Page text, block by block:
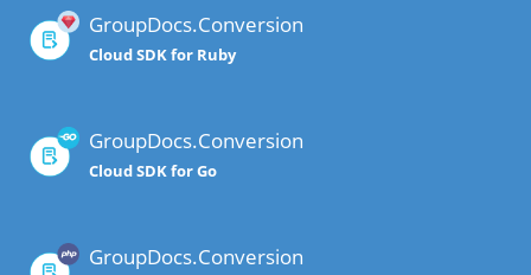
GroupDocs.Conversion
Cloud SDK for Ruby
GroupDocs.Conversion
Cloud SDK for Go
GroupDocs.Conversion